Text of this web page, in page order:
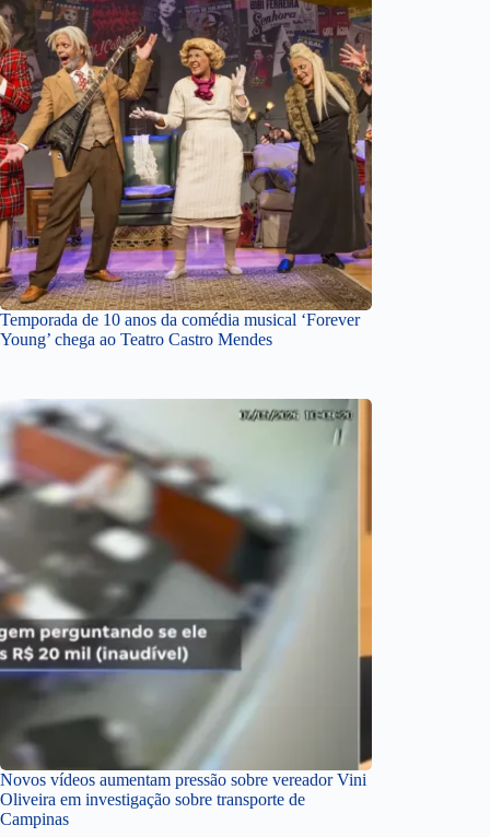
Temporada de 10 anos da comédia musical ‘Forever
Young’ chega ao Teatro Castro Mendes
Novos vídeos aumentam pressão sobre vereador Vini
Oliveira em investigação sobre transporte de
Campinas